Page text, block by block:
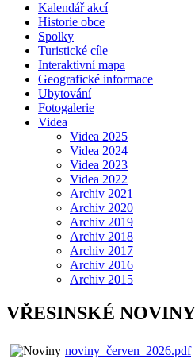
Kalendář akcí
Historie obce
Spolky
Turistické cíle
Interaktivní mapa
Geografické informace
Ubytování
Fotogalerie
Videa
Videa 2025
Videa 2024
Videa 2023
Videa 2022
Archiv 2021
Archiv 2020
Archiv 2019
Archiv 2018
Archiv 2017
Archiv 2016
Archiv 2015
VŘESINSKÉ NOVINY
noviny_červen_2026.pdf